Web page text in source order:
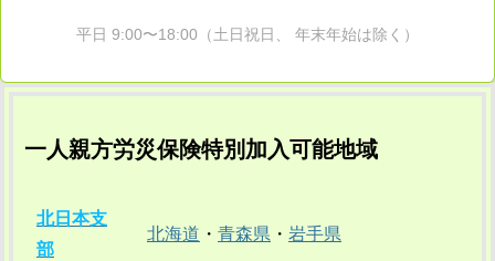
平日 9:00〜18:00（土日祝日、 年末年始は除く）
一人親方労災保険特別加入可能地域
北日本支
部
北海道 ・ 青森県 ・ 岩手県